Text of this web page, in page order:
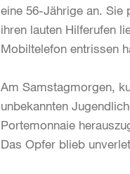
eine 56-Jährige an. Sie
ihren lauten Hilferufen
Mobiltelefon entrissen
Am Samstagmorgen,
unbekannten
Portemonnaie
Das Opfer blieb